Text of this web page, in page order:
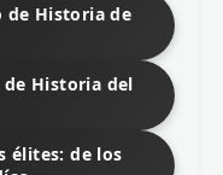
de Historia de
Historia del
élites: de los